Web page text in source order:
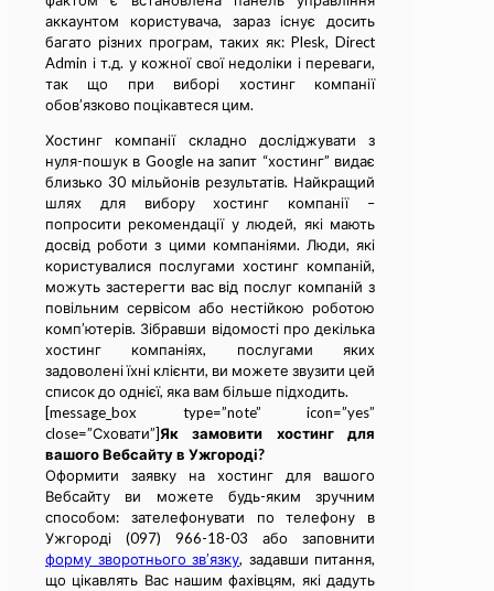
аккаунтом користувача, зараз існує досить
багато різних програм, таких як: Plesk, Direct
Admin і т.д. у кожної свої недоліки і переваги,
так що при виборі хостинг компанії
обов’язково поцікавтеся цим.
Хостинг компанії складно досліджувати з
нуля-пошук в Google на запит “хостинг” видає
близько 30 мільйонів результатів. Найкращий
шлях для вибору хостинг компанії –
попросити рекомендації у людей, які мають
досвід роботи з цими компаніями. Люди, які
користувалися послугами хостинг компаній,
можуть застерегти вас від послуг компаній з
повільним сервісом або нестійкою роботою
комп’ютерів. Зібравши відомості про декілька
хостинг компаніях, послугами яких
задоволені їхні клієнти, ви можете звузити цей
список до однієї, яка вам більше підходить.
[message_box type=”note” icon=”yes”
close=”Сховати”]Як замовити хостинг для
вашого Вебсайту в Ужгороді?
Оформити заявку на хостинг для вашого
Вебсайту ви можете будь-яким зручним
способом: зателефонувати по телефону в
Ужгороді (097) 966-18-03 або заповнити
форму зворотнього зв’язку, задавши питання,
що цікавлять Вас нашим фахівцям, які дадуть